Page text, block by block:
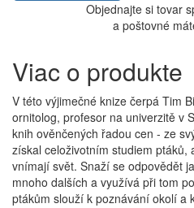
Objednajte si tovar
a poštovné
Viac o produkte
V této výjimečné knize čerpá Tim
ornitolog, profesor na univerzitě v
knih ověnčených řadou cen - ze
získal celoživotním studiem ptáků,
vnímají svět. Snaží se odpovědět
mnoho dalších a využívá při tom
ptákům slouží k poznávání okolí a